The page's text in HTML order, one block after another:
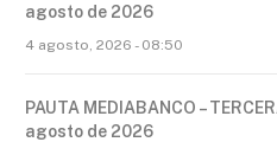
agosto de 2026
4 agosto, 2026 - 08:50
PAUTA MEDIABANCO –
agosto de 2026